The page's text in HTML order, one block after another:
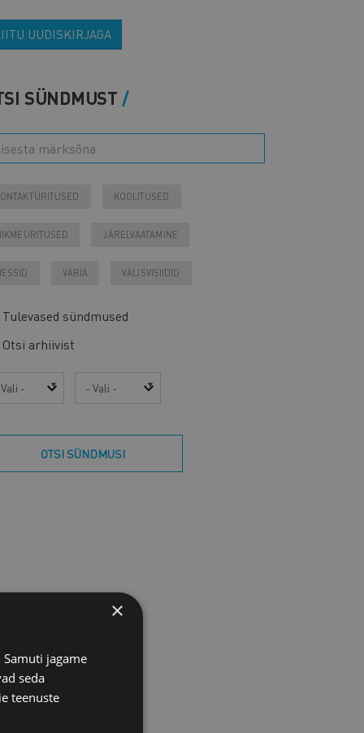
UUDISKIRJAGA
SÜNDMUST
KOOLITUSED
JÄRELVAATAMINE
VARIA VÄLISVISIIDID
Tulevased sündmused
Otsi arhiivist
Kuu
OTSI SÜNDMUSI
×
jagame
seda
teenuste